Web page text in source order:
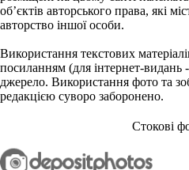
об’єктів авторського права, які
авторство іншої особи.
Використання текстових
посиланням (для інтернет-видань
джерело. Використання фото та
редакцією суворо заборонено.
Стокові